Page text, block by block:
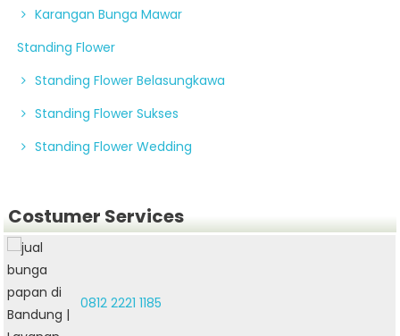
Karangan Bunga Mawar
Standing Flower
Standing Flower Belasungkawa
Standing Flower Sukses
Standing Flower Wedding
Costumer Services
0812 2221 1185